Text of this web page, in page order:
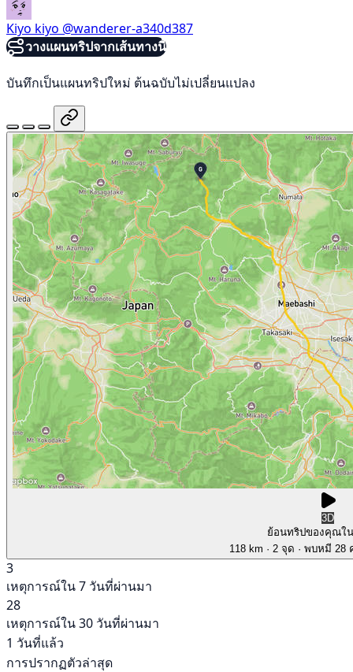
Kiyo kiyo @wanderer-a340d387
วางแผนทริปจากเส้นทางนี้
บันทึกเป็นแผนทริปใหม่ ต้นฉบับไม่เปลี่ยนแปลง
3D
ย้อนทริปของคุณใ
118 km · 2 จุด · พบหมี 28
3
เหตุการณ์ใน 7 วันที่ผ่านมา
28
เหตุการณ์ใน 30 วันที่ผ่านมา
1 วันที่แล้ว
การปรากฏตัวล่าสุด